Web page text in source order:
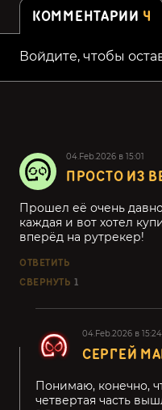
КОММЕНТАРИИ 4
Войдите, чтобы
04.Feb.2026 в 15:01
ПРОСТО ИЗ
Прошел её очень давно
каждая и вот хотел
вперёд на рутрекер!
ОТВЕТИТЬ
СВЕРНУТЬ 1
04.Feb.2026 в 15:24
СЕРГЕЙ
Понимаю, конечно,
четвертая часть